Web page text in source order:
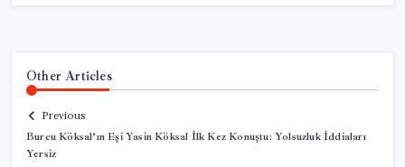
Other Articles
Previous
Burcu Köksal’ın Eşi Yasin Köksal İlk Kez Konuştu: Yolsuzluk İddiaları
Yersiz